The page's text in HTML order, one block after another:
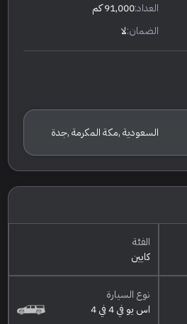
العداد:91,000 كم
الضمان:لا
السعودية ,مكة المكرمة ,جدة
الفئة
كايين
نوع السيارة
اس يو في 4 في 4